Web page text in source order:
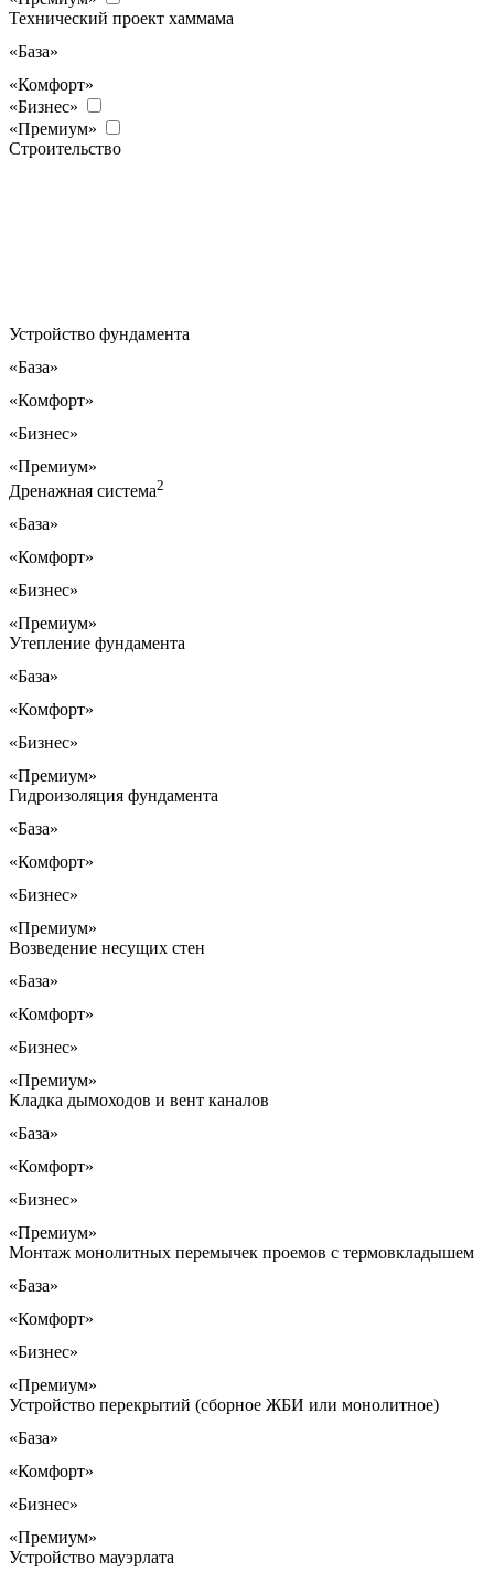
Технический проект хаммама
«База»
«Комфорт»
«Бизнес»
«Премиум»
Строительство
Устройство фундамента
«База»
«Комфорт»
«Бизнес»
«Премиум»
Дренажная система2
«База»
«Комфорт»
«Бизнес»
«Премиум»
Утепление фундамента
«База»
«Комфорт»
«Бизнес»
«Премиум»
Гидроизоляция фундамента
«База»
«Комфорт»
«Бизнес»
«Премиум»
Возведение несущих стен
«База»
«Комфорт»
«Бизнес»
«Премиум»
Кладка дымоходов и вент каналов
«База»
«Комфорт»
«Бизнес»
«Премиум»
Монтаж монолитных перемычек проемов с термовкладышем
«База»
«Комфорт»
«Бизнес»
«Премиум»
Устройство перекрытий (сборное ЖБИ или монолитное)
«База»
«Комфорт»
«Бизнес»
«Премиум»
Устройство мауэрлата